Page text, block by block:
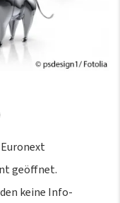
geöffnet.
keine Info-